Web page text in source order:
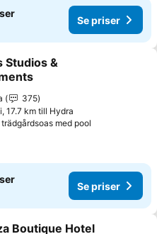
Se priser
till i Mina Favoriter
Studios &
375
17.7 km till Hydra
med pool
Se priser
Boutique Hotel